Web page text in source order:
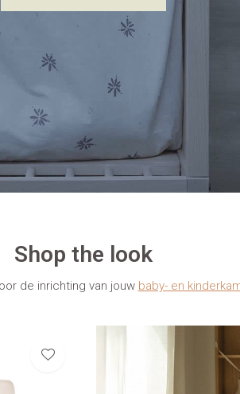
Shop the look
de inrichting van jouw baby- en